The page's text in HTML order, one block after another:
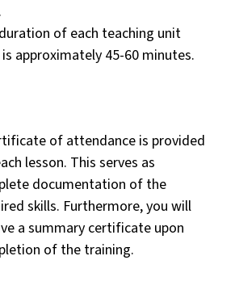
of each teaching unit
approximately 45-60 minutes.
of attendance is provided
lesson. This serves as
documentation of the
skills. Furthermore, you will
a summary certificate upon
of the training.